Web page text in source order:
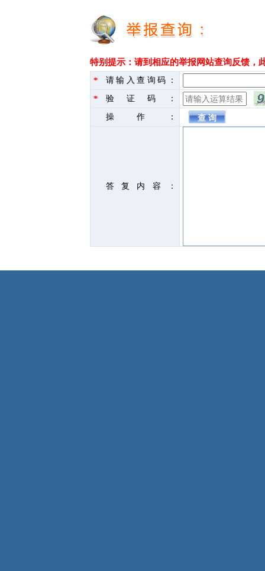
特别提示：请到相应的举报网站查询反馈，
*
请输入查询码：
* 验证码：
操作：
答复内容：